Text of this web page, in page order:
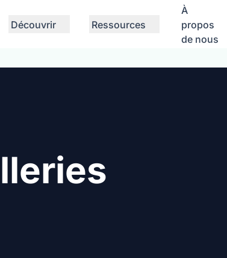
Découvrir Ressources
À
propos
de nous